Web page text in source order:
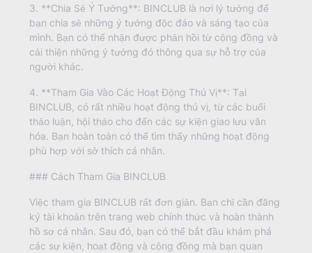
3. **Chia Sẻ Ý Tưởng**: BINCLUB là nơi lý tưởng để
bạn chia sẻ những ý tưởng độc đáo và sáng tạo của
mình. Bạn có thể nhận được phản hồi từ cộng đồng và
cải thiện những ý tưởng đó thông qua sự hỗ trợ của
người khác.
4. **Tham Gia Vào Các Hoạt Động Thú Vị**: Tại
BINCLUB, có rất nhiều hoạt động thú vị, từ các buổi
thảo luận, hội thảo cho đến các sự kiện giao lưu văn
hóa. Bạn hoàn toàn có thể tìm thấy những hoạt động
phù hợp với sở thích cá nhân.
### Cách Tham Gia BINCLUB
Việc tham gia BINCLUB rất đơn giản. Bạn chỉ cần đăng
ký tài khoản trên trang web chính thức và hoàn thành
hồ sơ cá nhân. Sau đó, bạn có thể bắt đầu khám phá
các sự kiện, hoạt động và cộng đồng mà bạn quan